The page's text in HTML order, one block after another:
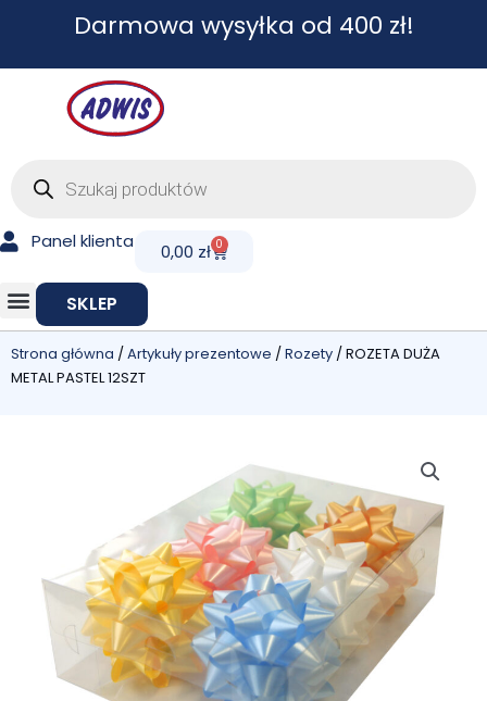
Darmowa wysyłka od 400 zł!
Panel klienta 0,00 zł 0
Cart
SKLEP
Strona główna /Artykuły prezentowe /Rozety / ROZETA DUŻA
METAL PASTEL 12SZT